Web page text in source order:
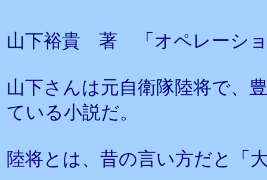
山下裕貴 著 「オペレーショ
山下さんは元自衛隊陸将で、
ている小説だ。
陸将とは、昔の言い方だと「